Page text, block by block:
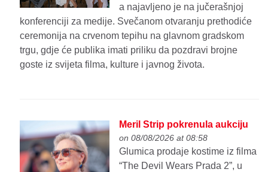
a najavljeno je na jučerašnjoj
konferenciji za medije. Svečanom otvaranju prethodiće
ceremonija na crvenom tepihu na glavnom gradskom
trgu, gdje će publika imati priliku da pozdravi brojne
goste iz svijeta filma, kulture i javnog života.
Meril Strip pokrenula aukciju
on 08/08/2026 at 08:58
Glumica prodaje kostime iz filma
“The Devil Wears Prada 2”, u